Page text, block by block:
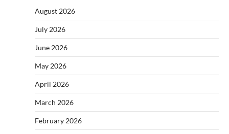
August 2026
July 2026
June 2026
May 2026
April 2026
March 2026
February 2026